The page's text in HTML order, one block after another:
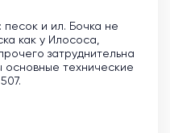
и ил. Бочка не
как у Илососа,
затруднительна
основные технические